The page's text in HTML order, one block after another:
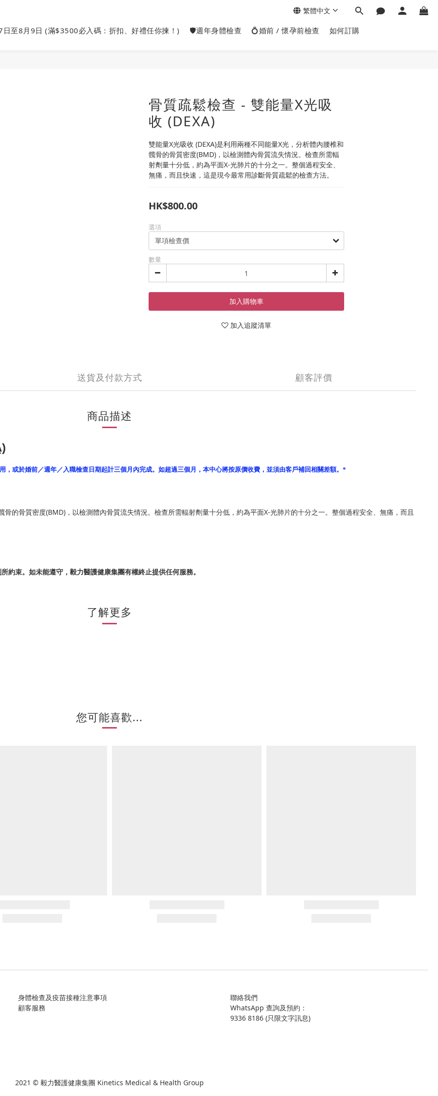
至8月9日 (滿$3500必入碼：折扣、好禮任你揀！) 🛡️週年身體檢查 💍婚前 / 懷孕前檢查 如何訂購
繁體中文
骨質疏鬆檢查 - 雙能量X光吸
收 (DEXA)
雙能量X光吸收 (DEXA)是利用兩種不同能量X光，分析體內腰椎和
髖骨的骨質密度(BMD)，以檢測體內骨質流失情況。檢查所需輻
射劑量十分低，約為平面X-光肺片的十分之一。整個過程安全、
無痛，而且快速，這是現今最常用診斷骨質疏鬆的檢查方法。
HK$800.00
選項
數量
加入購物車
加入追蹤清單
送貨及付款方式 顧客評價
商品描述
，或於婚前／週年／入職檢查日期起計三個月內完成。如超過三個月，本中心將按原價收費，並須由客戶補回相關差額。*
的骨質密度(BMD)，以檢測體內骨質流失情況。檢查所需輻射劑量十分低，約為平面X-光肺片的十分之一。整個過程安全、無痛，而且
約束。如未能遵守，毅力醫護健康集團有權終止提供任何服務。
了解更多
您可能喜歡...
身體檢查及疫苗接種注意事項
顧客服務
聯絡我們
WhatsApp 查詢及預約：
9336 8186 (只限文字訊息)
2021 © 毅力醫護健康集團 Kinetics Medical & Health Group